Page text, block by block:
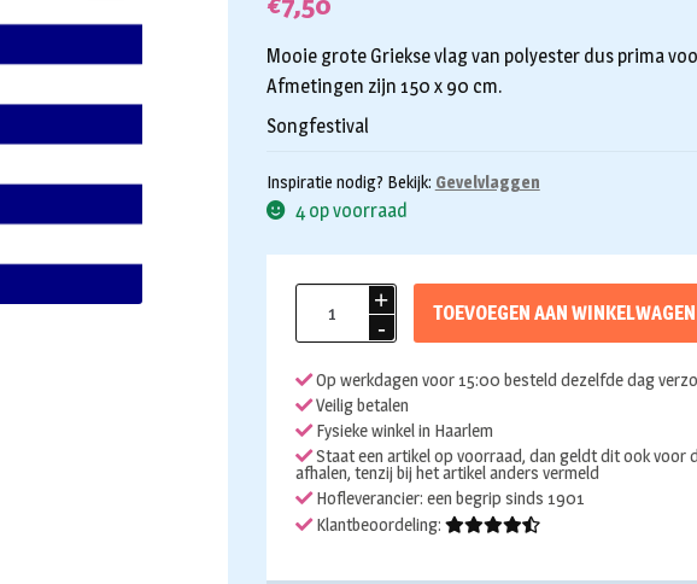
Mooie grote Griekse vlag van polyester dus prima
Afmetingen zijn 150 x 90 cm.
Songfestival
Inspiratie nodig? Bekijk: Gevelvlaggen
4 op voorraad
Griekenland
aantal
TOEVOEGEN AAN WINKELWAGEN
Op werkdagen voor 15:00 besteld dezelfde dag
Veilig betalen
Fysieke winkel in Haarlem
Staat een artikel op voorraad, dan geldt dit ook voor
afhalen, tenzij bij het artikel anders vermeld
Hofleverancier: een begrip sinds 1901
Klantbeoordeling: